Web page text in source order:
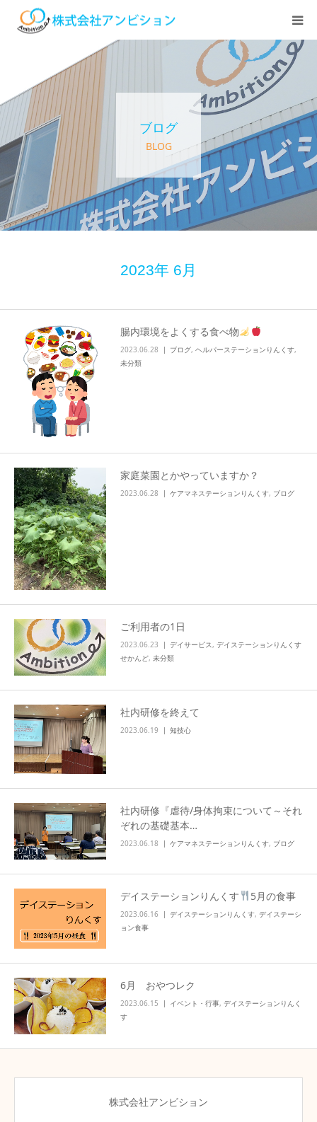
ブログ
BLOG
2023年 6月
腸内環境をよくする食べ物
2023.06.28 ブログ, ヘルパーステーションりんくす,
未分類
家庭菜園とかやっていますか？
2023.06.28 ケアマネステーションりんくす, ブログ
ご利用者の1日
2023.06.23 デイサービス, デイステーションりんくす
せかんど, 未分類
社内研修を終えて
2023.06.19 知技心
社内研修『虐待/身体拘束について～それ
ぞれの基礎基本…
2023.06.18 ケアマネステーションりんくす, ブログ
デイステーションりんくす 5月の食事
2023.06.16 デイステーションりんくす, デイステーシ
ョン食事
6月 おやつレク
2023.06.15 イベント・行事, デイステーションりんく
す
株式会社アンビション
アンビションについて
サービス紹介
デイステーション
居宅介護・訪問介護
info